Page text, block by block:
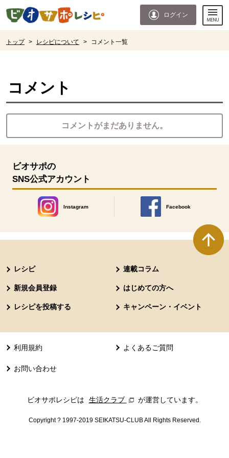
ページの先頭です。
ログイン
トップ > レシピについて > コメント一覧
コメント
コメントがまだありません。
ビオサポの
SNS公式アカウント
Instagram
別のウィンドウで開きます。
Facebook
別のウィンドウで開きます
レシピ 連載コラム
新規会員登録 はじめての方へ
レシピを投稿する キャンペーン・イベント
利用規約 よくあるご質問
お問い合わせ
ビオサポレシピは 生活クラブ 別のウィンドウで開きます。
が運営しています。
Copyright ? 1997-2019 SEIKATSU-CLUB All Rights Reserved.